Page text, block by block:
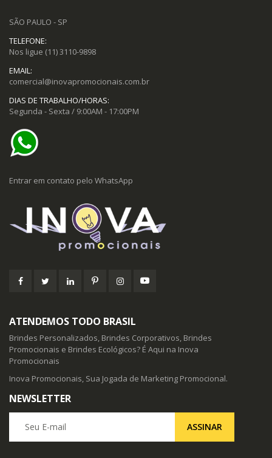
SÃO PAULO - SP
TELEFONE:
Nos ligue (11) 3110-9898
EMAIL:
comercial@inovapromocionais.com.br
DIAS DE TRABALHO/HORAS:
Segunda - Sexta / 9:00AM - 17:00PM
Entrar em contato pelo WhatsApp
ATENDEMOS TODO BRASIL
Brindes Personalizados, Brindes Corporativos, Brindes
Promocionais e Brindes Ecológicos? É Aqui na Inova
Promocionais
Inova Promocionais, Sua Jogada de Marketing Promocional.
NEWSLETTER
ASSINAR